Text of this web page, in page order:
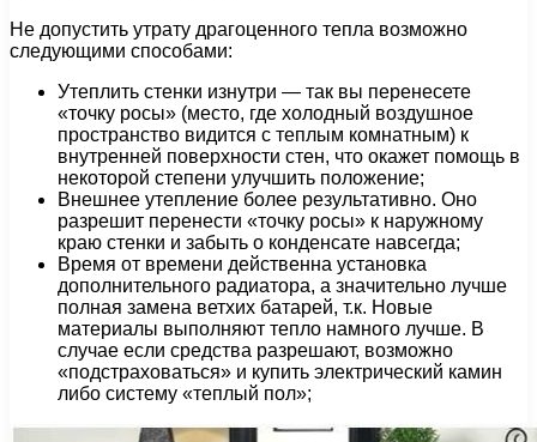
Не допустить утрату драгоценного тепла возможно
следующими способами:
Утеплить стенки изнутри — так вы перенесете
«точку росы» (место, где холодный воздушное
пространство видится с теплым комнатным) к
внутренней поверхности стен, что окажет помощь в
некоторой степени улучшить положение;
Внешнее утепление более результативно. Оно
разрешит перенести «точку росы» к наружному
краю стенки и забыть о конденсате навсегда;
Время от времени действенна установка
дополнительного радиатора, а значительно лучше
полная замена ветхих батарей, т.к. Новые
материалы выполняют тепло намного лучше. В
случае если средства разрешают, возможно
«подстраховаться» и купить электрический камин
либо систему «теплый пол»;